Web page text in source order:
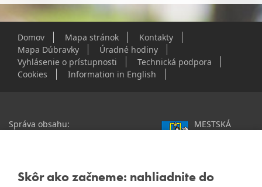
Skôr ako začneme: nahliadnite do
Domov Mapa stránok
Kontakty
Mapa Dúbravky
Úradné hodiny
Vyhlásenie o prístupnosti
Technická podpora
Cookies
Information in English
Správa obsahu:
Staršie informácie a dokumenty
MESTSKÁ
Žatevná 2, 844 02